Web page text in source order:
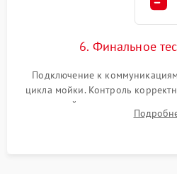
6. Финальное
Подключение к
цикла мойки. Контроль
до нужной температуры,
штатного слива и